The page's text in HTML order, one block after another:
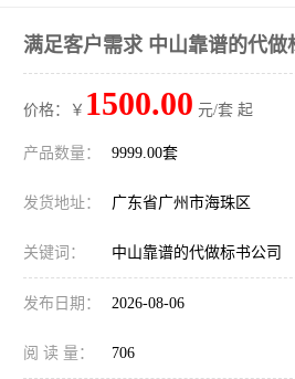
满足客户需求 中山靠谱的代做
价格：￥ 1500.00 元/套 起
产品数量： 9999.00套
发货地址： 广东省广州市海珠区
关键词： 中山靠谱的代做标书公司
发布日期： 2026-08-06
阅 读 量： 706